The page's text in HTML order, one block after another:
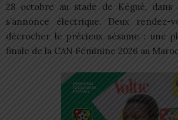
28 octobre au stade de Kégué, dans
s’annonce électrique. Deux rendez-
décrocher le précieux sésame : une
finale de la CAN Féminine 2026 au